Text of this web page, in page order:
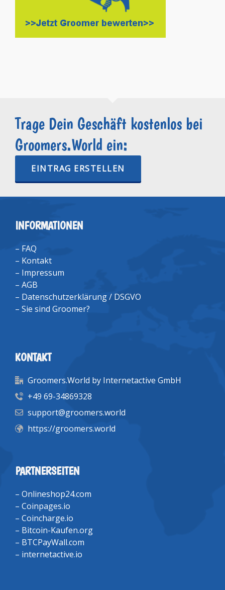
Trage Dein Geschäft kostenlos bei
Groomers.World ein:
EINTRAG ERSTELLEN
INFORMATIONEN
– FAQ
– Kontakt
– Impressum
– AGB
– Datenschutzerklärung / DSGVO
– Sie sind Groomer?
KONTAKT
Groomers.World by Internetactive GmbH
+49 69-34869328
support@groomers.world
https://groomers.world
PARTNERSEITEN
– Onlineshop24.com
– Coinpages.io
– Coincharge.io
– Bitcoin-Kaufen.org
– BTCPayWall.com
– internetactive.io